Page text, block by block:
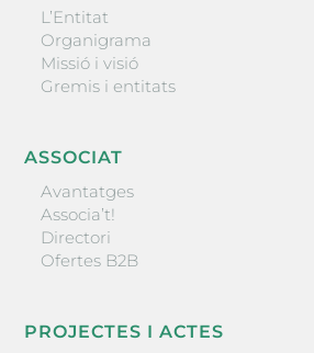
L’Entitat
Organigrama
Missió i visió
Gremis i entitats
ASSOCIAT
Avantatges
Associa’t!
Directori
Ofertes B2B
PROJECTES I ACTES